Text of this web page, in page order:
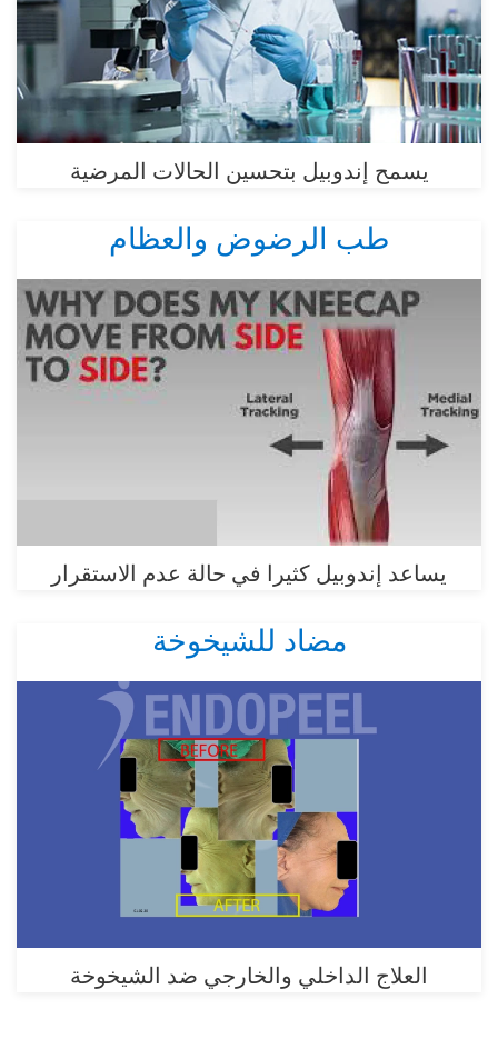
يسمح إندوبيل بتحسين الحالات المرضية
طب الرضوض والعظام
يساعد إندوبيل كثيرا في حالة عدم الاستقرار
مضاد للشيخوخة
العلاج الداخلي والخارجي ضد الشيخوخة